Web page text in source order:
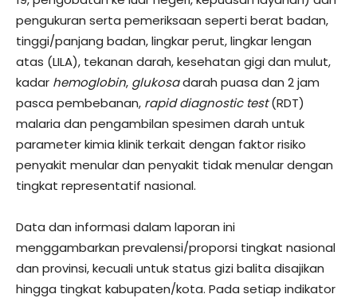
pengukuran serta pemeriksaan seperti berat badan,
tinggi/panjang badan, lingkar perut, lingkar lengan
atas (LILA), tekanan darah, kesehatan gigi dan mulut,
kadar hemoglobin, glukosadarah puasa dan 2 jam
pasca pembebanan, rapid diagnostic test(RDT)
malaria dan pengambilan spesimen darah untuk
parameter kimia klinik terkait dengan faktor risiko
penyakit menular dan penyakit tidak menular dengan
tingkat representatif nasional.
Data dan informasi dalam laporan ini
menggambarkan prevalensi/proporsi tingkat nasional
dan provinsi, kecuali untuk status gizi balita disajikan
hingga tingkat kabupaten/kota. Pada setiap indikator